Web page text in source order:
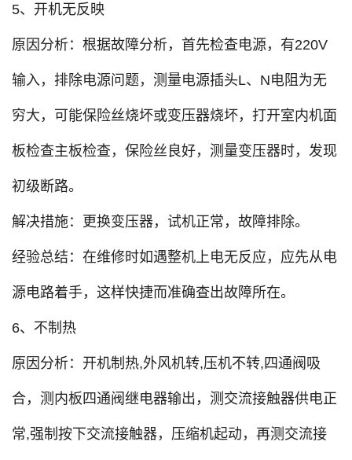
5、开机无反映
原因分析：根据故障分析，首先检查电源，有220V
输入，排除电源问题，测量电源插头L、N电阻为无
穷大，可能保险丝烧坏或变压器烧坏，打开室内机面
板检查主板检查，保险丝良好，测量变压器时，发现
初级断路。
解决措施：更换变压器，试机正常，故障排除。
经验总结：在维修时如遇整机上电无反应，应先从电
源电路着手，这样快捷而准确查出故障所在。
6、不制热
原因分析：开机制热,外风机转,压机不转,四通阀吸
合，测内板四通阀继电器输出，测交流接触器供电正
常,强制按下交流接触器，压缩机起动，再测交流接